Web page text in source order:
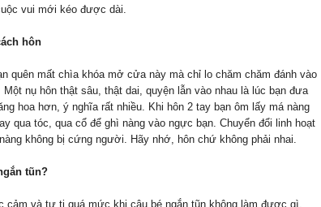
vui mới kéo được dài.
hôn
quên mất chìa khóa mở cửa này mà chỉ lo chăm chăm đánh vào
nụ hôn thật sâu, thật dai, quyện lẫn vào nhau là lúc bạn đưa
hoa hơn, ý nghĩa rất nhiều. Khi hôn 2 tay bạn ôm lấy má nàng
qua tóc, qua cổ để ghì nàng vào ngực bạn. Chuyển đổi linh hoạt
không bị cứng người. Hãy nhớ, hôn chứ không phải nhai.
tũn?
cảm và tự ti quá mức khi cậu bé ngắn tũn không làm được gì.